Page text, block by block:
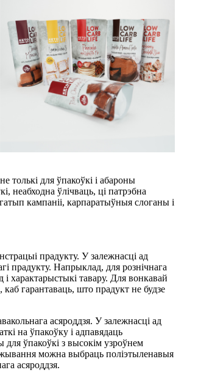
толькі для ўпакоўкі і абароны
неабходна ўлічваць, ці патрэбна
кампаніі, карпаратыўныя слоганы і
прадукту. У залежнасці ад
прадукту. Напрыклад, для рознічнага
характарыстыкі тавару. Для вонкавай
гарантаваць, што прадукт не будзе
асяроддзя. У залежнасці ад
на ўпакоўку і адпавядаць
для ўпакоўкі з высокім узроўнем
можна выбраць поліэтыленавыя
асяроддзя.